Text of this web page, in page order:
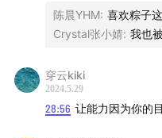
放学以后游荡视频：小红
【延伸信息】
陈晨YHM: 喜欢粽子
Crystal张小婧: 我也
穿云kiki
2024.5.29
28:56 让能力因为你的